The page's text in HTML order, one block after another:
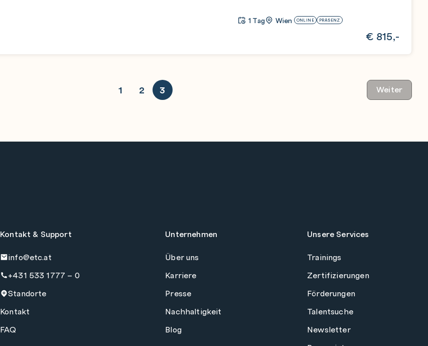
1 Tag Wien ONLINE PRÄSENZ
€ 815,-
1 2 3 Weiter
Kontakt & Support
info@etc.at
+431 533 1777 – 0
Standorte
Kontakt
FAQ
Unternehmen
Über uns
Karriere
Presse
Nachhaltigkeit
Blog
Unsere Services
Trainings
Zertifizierungen
Förderungen
Talentsuche
Newsletter